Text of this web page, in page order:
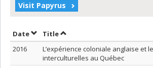
Visit Papyrus
DateSort by date in descending order
TitleSort by title in descending
2016
L’expérience coloniale anglaise et
interculturelles au Québec